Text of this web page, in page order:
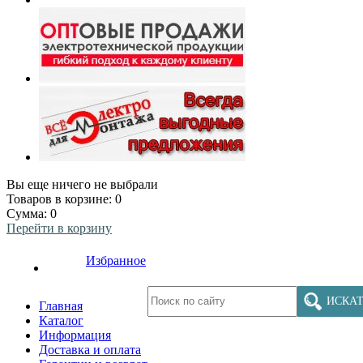
Вы еще ничего не выбрали
Товаров в корзине: 0
Сумма: 0
Перейти в корзину
Избранное
Главная
Каталог
Информация
Доставка и оплата